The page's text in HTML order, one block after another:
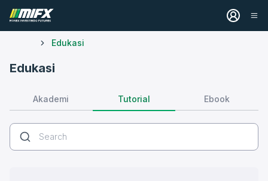
Edukasi
Edukasi
Akademi Tutorial Ebook